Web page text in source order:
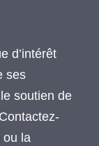
d’intérêt
ses
soutien de
ou la